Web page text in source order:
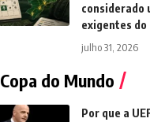
considerado
exigentes do
julho 31, 2026
Copa do Mundo
Por que a